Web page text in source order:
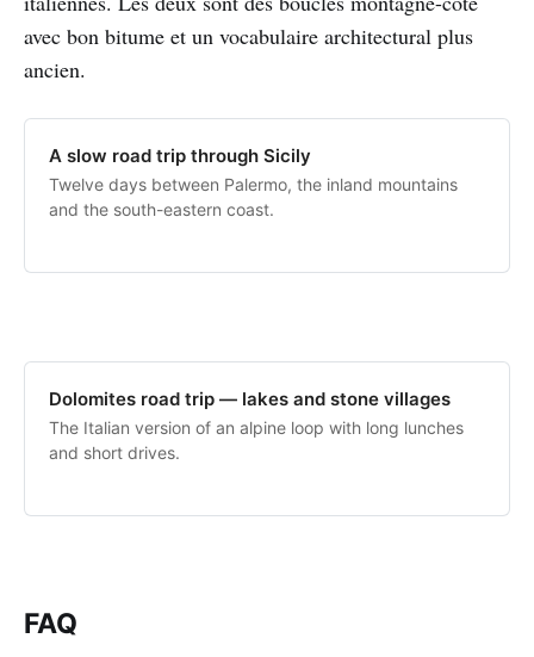
avec bon bitume et un vocabulaire architectural plus
ancien.
A slow road trip through Sicily
Twelve days between Palermo, the inland mountains
and the south-eastern coast.
Dolomites road trip — lakes and stone villages
The Italian version of an alpine loop with long lunches
and short drives.
FAQ